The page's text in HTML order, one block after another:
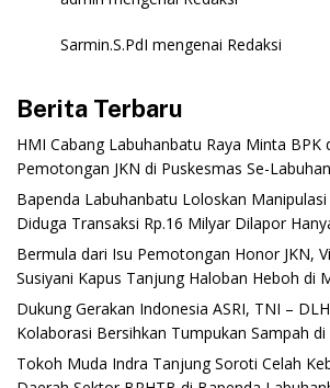
Sarmin.S.PdI mengenai Redaksi
Berita Terbaru
‎HMI Cabang Labuhanbatu Raya Minta BPK
Pemotongan JKN di Puskesmas Se-
‎Bapenda Labuhanbatu Loloskan
Diduga Transaksi Rp.16 Milyar Dilapor
‎Bermula dari Isu Pemotongan Honor JKN,
Susiyani Kapus Tanjung Haloban Heboh di
‎Dukung Gerakan Indonesia ASRI, TNI –
Kolaborasi Bersihkan Tumpukan Sampah di
‎Tokoh Muda Indra Tanjung Soroti Celah